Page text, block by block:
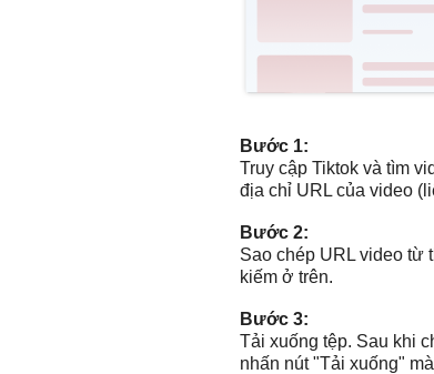
Bước 1:
Truy cập Tiktok và tìm
địa chỉ URL của video
Bước 2:
Sao chép URL video từ
kiếm ở trên.
Bước 3:
Tải xuống tệp. Sau khi
nhấn nút "Tải xuống"